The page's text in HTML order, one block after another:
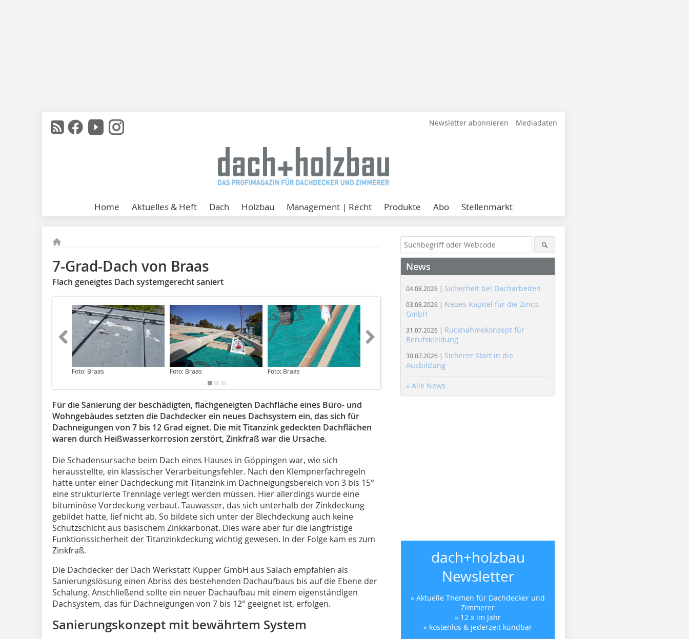
Newsletter abonnieren Mediadaten
Home Aktuelles & Heft Dach Holzbau Management | Recht Produkte Abo Stellenmarkt
7-Grad-Dach von Braas
Flach geneigtes Dach systemgerecht saniert
Foto: Braas Foto: Braas Foto: Braas
Für die Sanierung der beschädigten, flachgeneigten Dachfläche eines Büro- und
Wohngebäudes setzten die Dachdecker ein neues Dachsystem ein, das sich für
Dachneigungen von 7 bis 12 Grad eignet. Die mit Titanzink gedeckten Dachflächen
waren durch Heißwasserkorrosion zerstört, Zinkfraß war die Ursache.
Die Schadensursache beim Dach eines Hauses in Göppingen war, wie sich
herausstellte, ein klassischer Verarbeitungsfehler. Nach den Klempnerfachregeln
hätte unter einer Dachdeckung mit Titanzink im Dachneigungsbereich von 3 bis 15°
eine strukturierte Trennlage verlegt werden müssen. Hier allerdings wurde eine
bituminöse Vordeckung verbaut. Tauwasser, das sich unterhalb der Zinkdeckung
gebildet hatte, lief nicht ab. So bildete sich unter der Blechdeckung auch keine
Schutzschicht aus basischem Zinkkarbonat. Dies wäre aber für die langfristige
Funktionssicherheit der Titanzinkdeckung wichtig gewesen. In der Folge kam es zum
Zinkfraß.
Die Dachdecker der Dach Werkstatt Küpper GmbH aus Salach empfahlen als
Sanierungslösung einen Abriss des bestehenden Dachaufbaus bis auf die Ebene der
Schalung. Anschließend sollte ein neuer Dachaufbau mit einem eigenständigen
Dachsystem, das für Dachneigungen von 7 bis 12° geeignet ist, erfolgen.
Sanierungskonzept mit bewährtem System
News
04.08.2026 | Sicherheit bei Dacharbeiten
03.08.2026 | Neues Kapitel für die Zinco
GmbH
31.07.2026 | Rücknahmekonzept für
Berufskleidung
30.07.2026 | Sicherer Start in die
Ausbildung
» Alle News
dach+holzbau
Newsletter
» Aktuelle Themen für Dachdecker und
Zimmerer
» 12 x im Jahr
» kostenlos & jederzeit kündbar